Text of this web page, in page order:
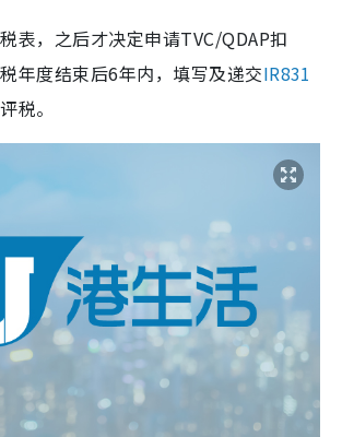
表，之后才决定申请TVC/QDAP扣
年度结束后6年内，填写及递交IR831
税。